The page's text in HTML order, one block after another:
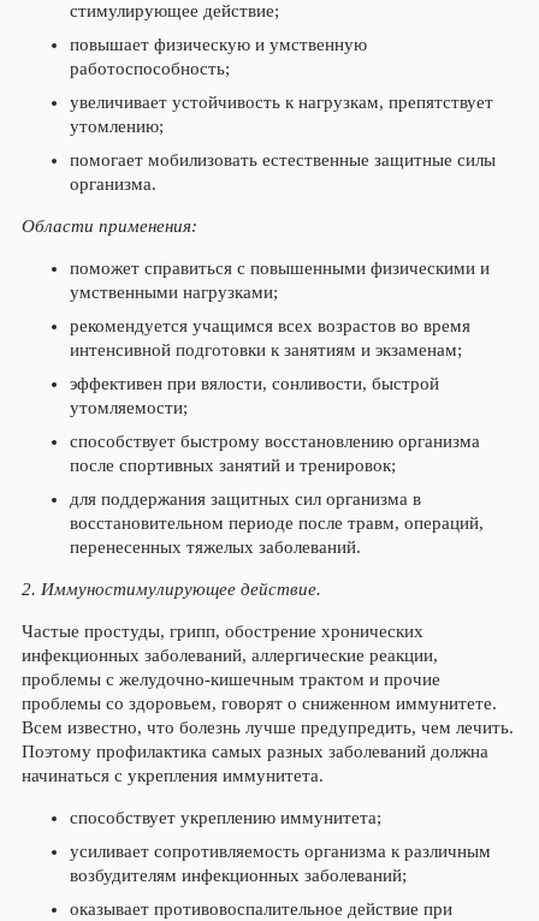
стимулирующее действие;
повышает физическую и умственную
работоспособность;
увеличивает устойчивость к нагрузкам, препятствует
утомлению;
помогает мобилизовать естественные защитные силы
организма.
Области применения:
поможет справиться с повышенными физическими и
умственными нагрузками;
рекомендуется учащимся всех возрастов во время
интенсивной подготовки к занятиям и экзаменам;
эффективен при вялости, сонливости, быстрой
утомляемости;
способствует быстрому восстановлению организма
после спортивных занятий и тренировок;
для поддержания защитных сил организма в
восстановительном периоде после травм, операций,
перенесенных тяжелых заболеваний.
2. Иммуностимулирующее действие.
Частые простуды, грипп, обострение хронических
инфекционных заболеваний, аллергические реакции,
проблемы с желудочно-кишечным трактом и прочие
проблемы со здоровьем, говорят о сниженном иммунитете.
Всем известно, что болезнь лучше предупредить, чем лечить.
Поэтому профилактика самых разных заболеваний должна
начинаться с укрепления иммунитета.
способствует укреплению иммунитета;
усиливает сопротивляемость организма к различным
возбудителям инфекционных заболеваний;
оказывает противовоспалительное действие при